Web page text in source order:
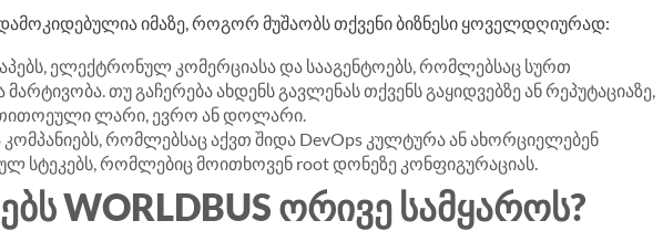
იმაზე, როგორ მუშაობს თქვენი ბიზნესი ყოველდღიურად:
თუ გაჩერება ახდენს გავლენას თქვენს გაყიდვებზე ან რეპუტაციაზე,
თითოეული ლარი, ევრო ან დოლარი.
კომპანიებს, რომლებსაც აქვთ შიდა DevOps კულტურა ან ახორციელებენ
სტეკებს, რომლებიც მოითხოვენ root დონეზე კონფიგურაციას.
WORLDBUS ᲝᲠᲘᲕᲔ ᲡᲐᲛᲧᲐᲠᲝᲡ?